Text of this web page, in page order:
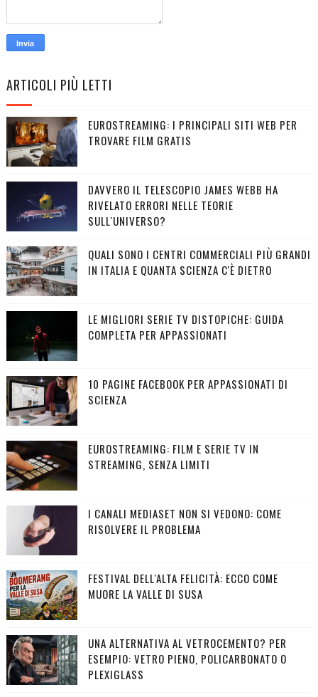
ARTICOLI PIÙ LETTI
EUROSTREAMING: I PRINCIPALI SITI WEB PER
TROVARE FILM GRATIS
DAVVERO IL TELESCOPIO JAMES WEBB HA
RIVELATO ERRORI NELLE TEORIE
SULL'UNIVERSO?
QUALI SONO I CENTRI COMMERCIALI PIÙ GRANDI
IN ITALIA E QUANTA SCIENZA C'È DIETRO
LE MIGLIORI SERIE TV DISTOPICHE: GUIDA
COMPLETA PER APPASSIONATI
10 PAGINE FACEBOOK PER APPASSIONATI DI
SCIENZA
EUROSTREAMING: FILM E SERIE TV IN
STREAMING, SENZA LIMITI
I CANALI MEDIASET NON SI VEDONO: COME
RISOLVERE IL PROBLEMA
FESTIVAL DELL'ALTA FELICITÀ: ECCO COME
MUORE LA VALLE DI SUSA
UNA ALTERNATIVA AL VETROCEMENTO? PER
ESEMPIO: VETRO PIENO, POLICARBONATO O
PLEXIGLASS